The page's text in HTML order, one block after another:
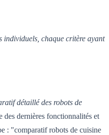
individuels, chaque critère ayant
détaillé des robots de
des dernières fonctionnalités et
: "comparatif robots de cuisine